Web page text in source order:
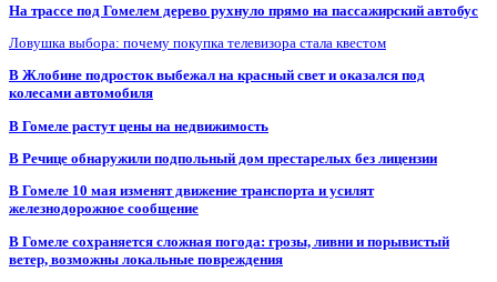
На трассе под Гомелем дерево рухнуло прямо на пассажирский автобус
Ловушка выбора: почему покупка телевизора стала квестом
В Жлобине подросток выбежал на красный свет и оказался под
колесами автомобиля
В Гомеле растут цены на недвижимость
В Речице обнаружили подпольный дом престарелых без лицензии
В Гомеле 10 мая изменят движение транспорта и усилят
железнодорожное сообщение
В Гомеле сохраняется сложная погода: грозы, ливни и порывистый
ветер, возможны локальные повреждения